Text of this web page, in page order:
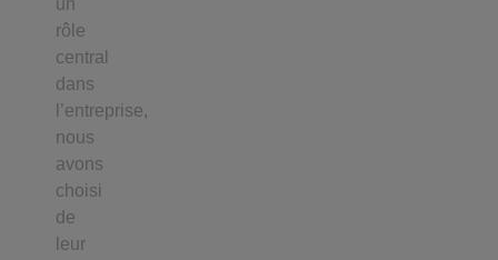
un
rôle
central
dans
l’entreprise,
nous
avons
choisi
de
leur